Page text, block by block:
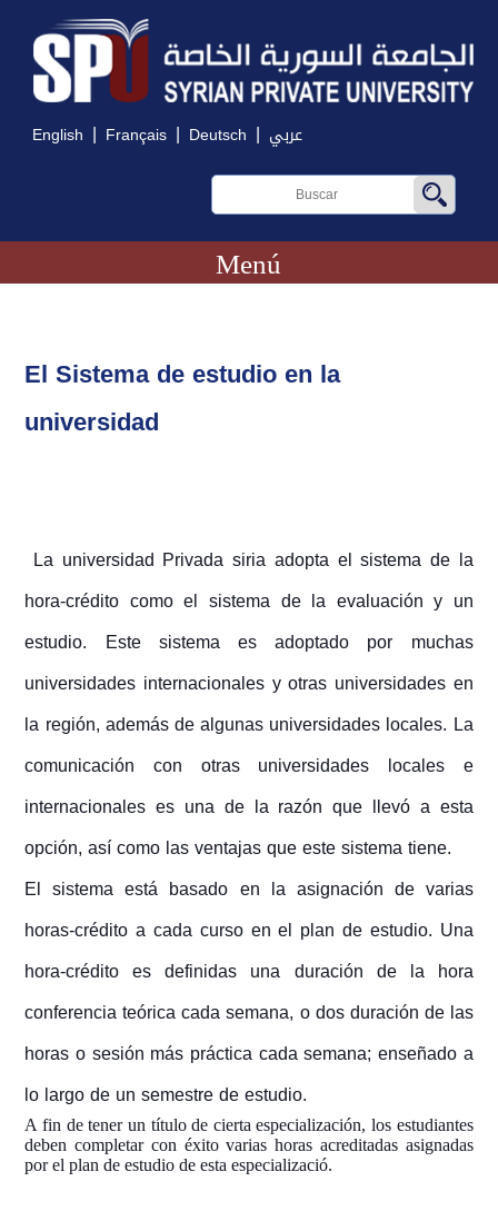
English | Français | Deutsch | عربي
Menú
El Sistema de estudio en la
universidad
La universidad Privada siria adopta el sistema de la
hora-crédito como el sistema de la evaluación y un
estudio. Este sistema es adoptado por muchas
universidades internacionales y otras universidades en
la región, además de algunas universidades locales. La
comunicación con otras universidades locales e
internacionales es una de la razón que llevó a esta
opción, así como las ventajas que este sistema tiene.
El sistema está basado en la asignación de varias
horas-crédito a cada curso en el plan de estudio. Una
hora-crédito es definidas una duración de la hora
conferencia teórica cada semana, o dos duración de las
horas o sesión más práctica cada semana; enseñado a
lo largo de un semestre de estudio.
A fin de tener un título de cierta especialización, los estudiantes
deben completar con éxito varias horas acreditadas asignadas
por el plan de estudio de esta especializació.